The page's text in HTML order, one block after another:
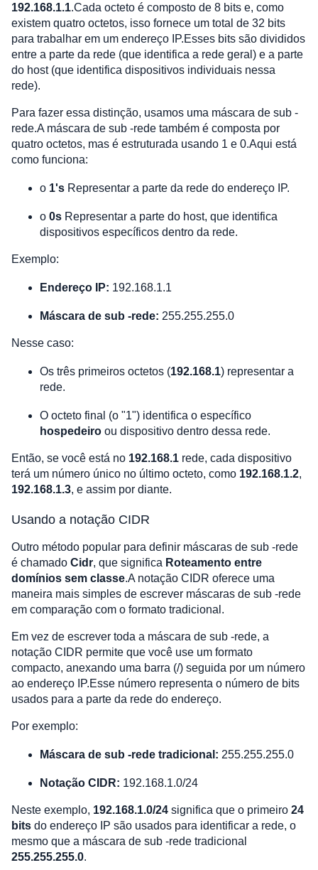
192.168.1.1.Cada octeto é composto de 8 bits e, como
existem quatro octetos, isso fornece um total de 32 bits
para trabalhar em um endereço IP.Esses bits são divididos
entre a parte da rede (que identifica a rede geral) e a parte
do host (que identifica dispositivos individuais nessa
rede).
Para fazer essa distinção, usamos uma máscara de sub -
rede.A máscara de sub -rede também é composta por
quatro octetos, mas é estruturada usando 1 e 0.Aqui está
como funciona:
o 1's Representar a parte da rede do endereço IP.
o 0s Representar a parte do host, que identifica
dispositivos específicos dentro da rede.
Exemplo:
Endereço IP: 192.168.1.1
Máscara de sub -rede: 255.255.255.0
Nesse caso:
Os três primeiros octetos (192.168.1) representar a
rede.
O octeto final (o "1") identifica o específico
hospedeiro ou dispositivo dentro dessa rede.
Então, se você está no 192.168.1 rede, cada dispositivo
terá um número único no último octeto, como 192.168.1.2,
192.168.1.3, e assim por diante.
Usando a notação CIDR
Outro método popular para definir máscaras de sub -rede
é chamado Cidr, que significa Roteamento entre
domínios sem classe.A notação CIDR oferece uma
maneira mais simples de escrever máscaras de sub -rede
em comparação com o formato tradicional.
Em vez de escrever toda a máscara de sub -rede, a
notação CIDR permite que você use um formato
compacto, anexando uma barra (/) seguida por um número
ao endereço IP.Esse número representa o número de bits
usados ​​para a parte da rede do endereço.
Por exemplo:
Máscara de sub -rede tradicional: 255.255.255.0
Notação CIDR: 192.168.1.0/24
Neste exemplo, 192.168.1.0/24 significa que o primeiro 24
bits do endereço IP são usados ​​para identificar a rede, o
mesmo que a máscara de sub -rede tradicional
255.255.255.0. ​